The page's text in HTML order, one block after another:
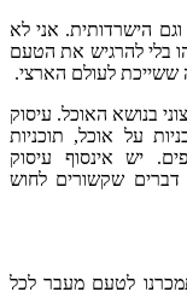
הישרדותית. אני לא
בלי להרגיש את הטעם
לעולם הארצי.
בנושא האוכל. עיסוק
על אוכל, תוכניות
יש אינסוף עיסוק
שקשורים לחוש
לטעם מעבר לכל